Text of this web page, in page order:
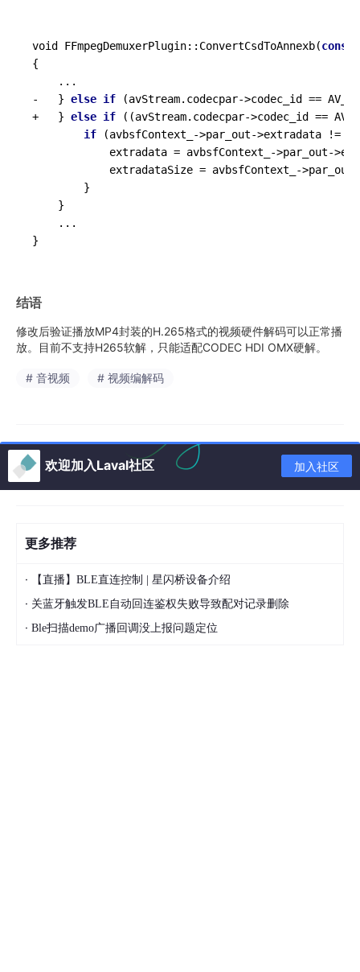
void FFmpegDemuxerPlugin:: ConvertCsdToAnnexb(const
{
    ...
-   } else if (avStream.codecpar->codec_id ==
+   } else if ((avStream.codecpar->codec_id ==
if (avbsfContext_ ->par_out->extradata !=
            extradata = avbsfContext_
->par_out->
            extradataSize = avbsfContext_
->par_out
        }
    }
    ...
结语
修改后验证播放MP4封装的H.265格式的视频硬件解码可以正常播
放。目前不支持H265软解，只能适配CODEC HDI OMX硬解。
# 音视频 # 视频编解码
欢迎加入Laval社区 加入社区
更多推荐
· 【直播】BLE直连控制 | 星闪桥设备介绍
· 关蓝牙触发BLE自动回连鉴权失败导致配对记录删除
· Ble扫描demo广播回调没上报问题定位